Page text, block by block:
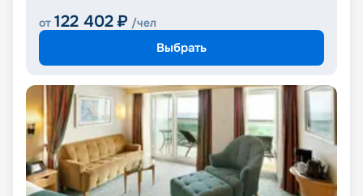
от 122 402 ₽ /чел
Выбрать